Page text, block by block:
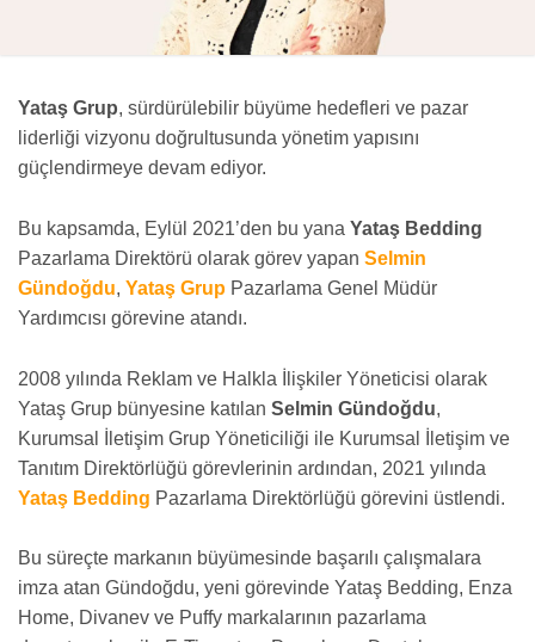
Yataş Grup, sürdürülebilir büyüme hedefleri ve pazar
liderliği vizyonu doğrultusunda yönetim yapısını
güçlendirmeye devam ediyor.
Bu kapsamda, Eylül 2021’den bu yana Yataş Bedding
Pazarlama Direktörü olarak görev yapan Selmin
Gündoğdu, Yataş Grup Pazarlama Genel Müdür
Yardımcısı görevine atandı.
2008 yılında Reklam ve Halkla İlişkiler Yöneticisi olarak
Yataş Grup bünyesine katılan Selmin Gündoğdu,
Kurumsal İletişim Grup Yöneticiliği ile Kurumsal İletişim ve
Tanıtım Direktörlüğü görevlerinin ardından, 2021 yılında
Yataş Bedding Pazarlama Direktörlüğü görevini üstlendi.
Bu süreçte markanın büyümesinde başarılı çalışmalara
imza atan Gündoğdu, yeni görevinde Yataş Bedding, Enza
Home, Divanev ve Puffy markalarının pazarlama